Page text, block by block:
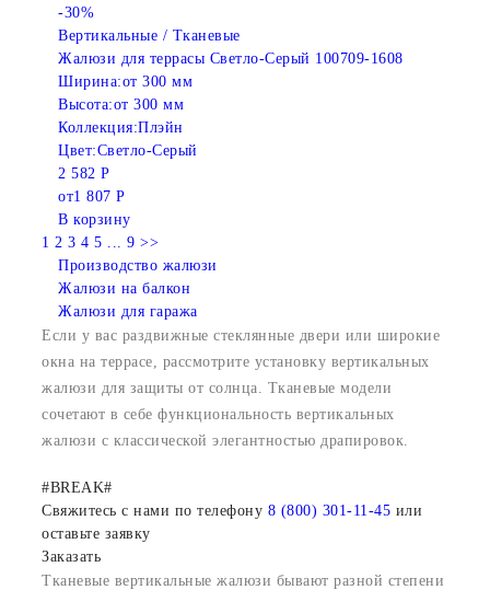
-30%
Вертикальные / Тканевые
Жалюзи для террасы Светло-Серый 100709-1608
Ширина:от 300 мм
Высота:от 300 мм
Коллекция:Плэйн
Цвет:Светло-Серый
2 582 Р
от1 807 Р
В корзину
1 2 3 4 5 9 >>
Производство жалюзи
Жалюзи на балкон
Жалюзи для гаража
Если у вас раздвижные стеклянные двери или широкие
окна на террасе, рассмотрите установку вертикальных
жалюзи для защиты от солнца. Тканевые модели
сочетают в себе функциональность вертикальных
жалюзи с классической элегантностью драпировок.
#BREAK#
Свяжитесь с нами по телефону 8 (800) 301-11-45 или
оставьте заявку
Заказать
Тканевые вертикальные жалюзи бывают разной степени